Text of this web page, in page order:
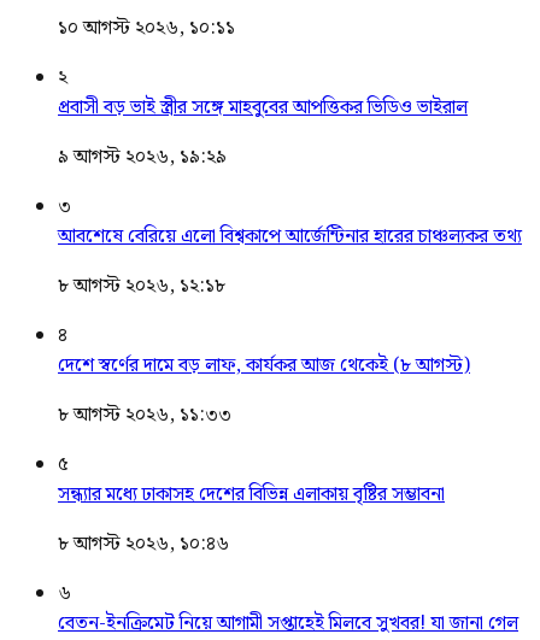
১০ আগস্ট ২০২৬, ১০:১১
২
প্রবাসী বড় ভাই স্ত্রীর সঙ্গে মাহবুবের আপত্তিকর ভিডিও ভাইরাল ​
৯ আগস্ট ২০২৬, ১৯:২৯
৩
আবশেষে বেরিয়ে এলো বিশ্বকাপে আর্জেন্টিনার হারের চাঞ্চল্যকর তথ্য
৮ আগস্ট ২০২৬, ১২:১৮
৪
দেশে স্বর্ণের দামে বড় লাফ, কার্যকর আজ থেকেই (৮ আগস্ট)
৮ আগস্ট ২০২৬, ১১:৩৩
৫
সন্ধ্যার মধ্যে ঢাকাসহ দেশের বিভিন্ন এলাকায় বৃষ্টির সম্ভাবনা
৮ আগস্ট ২০২৬, ১০:৪৬
৬
বেতন-ইনক্রিমেট নিয়ে আগামী সপ্তাহেই মিলবে সুখবর! যা জানা গেল